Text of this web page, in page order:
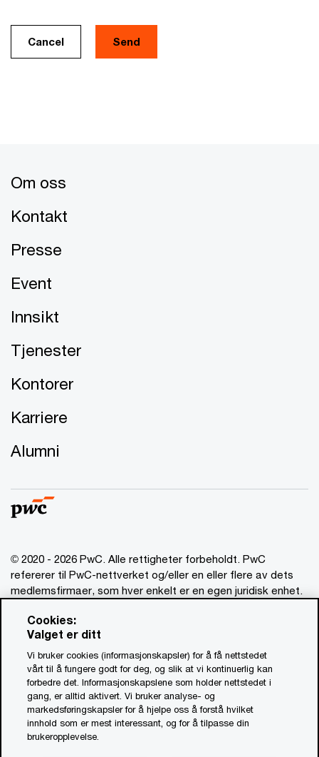
Cancel
Om oss
Kontakt
Presse
Event
Innsikt
Tjenester
Kontorer
Karriere
Alumni
© 2020 - 2026 PwC. Alle rettigheter forbeholdt. PwC
refererer til PwC-nettverket og/eller en eller flere av dets
medlemsfirmaer, som hver enkelt er en egen juridisk enhet.
Ansvarsbegrensning
Om utgiver
Standardvilkår
Åpenhetsrapport
Åpenhetsloven PwC (PDF, 0.9 MB)
Cookies:
Valget er ditt
Vi bruker cookies (informasjonskapsler) for å få nettstedet
vårt til å fungere godt for deg, og slik at vi kontinuerlig kan
forbedre det. Informasjonskapslene som holder nettstedet i
gang, er alltid aktivert. Vi bruker analyse- og
markedsføringskapsler for å hjelpe oss å forstå hvilket
innhold som er mest interessant, og for å tilpasse din
brukeropplevelse.